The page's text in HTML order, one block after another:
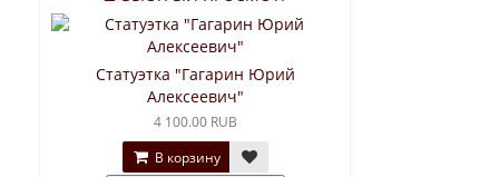
Статуэтка "Гагарин Юрий
Алексеевич"
4 100.00 RUB
В корзину